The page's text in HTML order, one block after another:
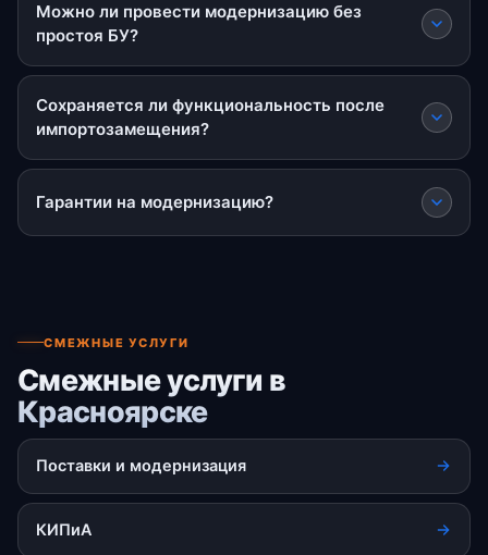
Можно ли провести модернизацию без
простоя БУ?
Сохраняется ли функциональность после
импортозамещения?
Гарантии на модернизацию?
СМЕЖНЫЕ УСЛУГИ
Смежные услуги в
Красноярске
Поставки и модернизация
КИПиА